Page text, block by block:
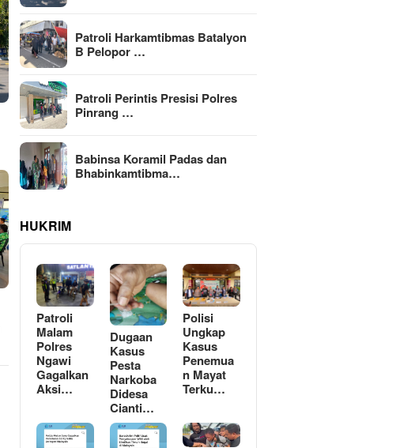
Patroli Harkamtibmas Batalyon
B Pelopor …
Patroli Perintis Presisi Polres
Pinrang …
Babinsa Koramil Padas dan
Bhabinkamtibma…
HUKRIM
Patroli
Malam
Polres
Ngawi
Gagalkan
Aksi…
Dugaan
Kasus
Pesta
Narkoba
Didesa
Cianti…
Polisi
Ungkap
Kasus
Penemua
n Mayat
Terku…